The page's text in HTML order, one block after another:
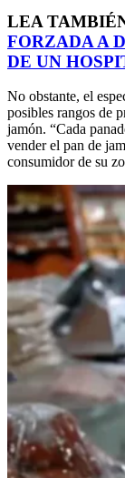
LEA
FORZADA A
DE UN
No obstante, el
posibles rangos de
jamón. “Cada
vender el pan de
consumidor de su